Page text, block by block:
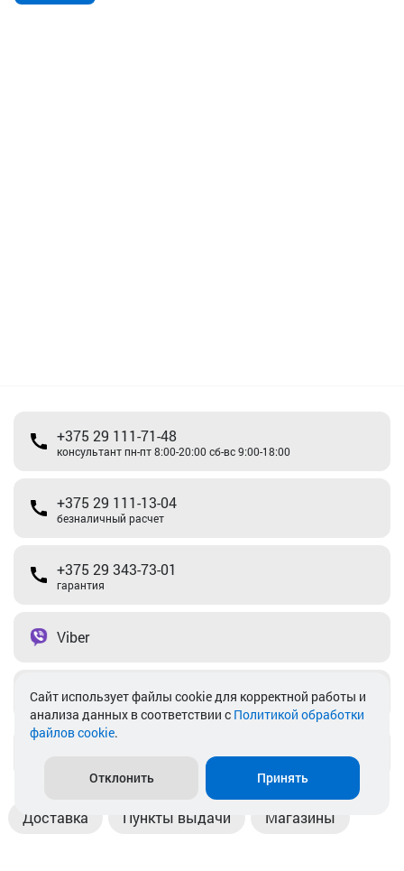
+375 29 111-71-48
консультант пн-пт 8:00-20:00 сб-вс 9:00-18:00
+375 29 111-13-04
безналичный расчет
+375 29 343-73-01
гарантия
Viber
Telegram
Доставка Пункты выдачи Магазины
Cайт использует файлы cookie для корректной работы и
анализа данных в соответствии с Политикой обработки
файлов cookie.
Отклонить Принять